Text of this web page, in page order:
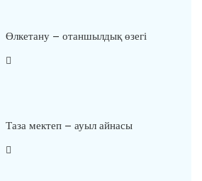
Өлкетану – отаншылдық өзегі
Таза мектеп – ауыл айнасы